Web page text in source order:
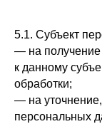
5.1. Субъект
— на получение
к данному
обработки;
— на
персональных